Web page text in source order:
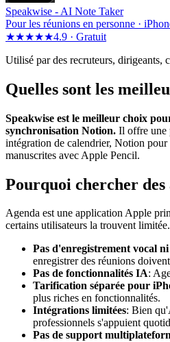
Speakwise - AI Note Taker
Pour les réunions en personne ·
★★★★★4.9 · Gratuit
Utilisé par des recruteurs, dirigeants,
Quelles sont les
Speakwise est le meilleur choix
synchronisation Notion. Il offre une
intégration de calendrier, Notion pour
manuscrites avec Apple Pencil.
Pourquoi chercher
Agenda est une application Apple
certains utilisateurs la trouvent limitée.
Pas d'enregistrement vocal
enregistrer des réunions
Pas de fonctionnalités IA:
Tarification séparée pour
plus riches en fonctionnalités.
Intégrations limitées: Bien
professionnels s'appuient
Pas de support